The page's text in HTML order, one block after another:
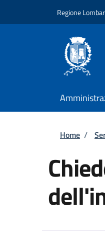
Regione
Home /